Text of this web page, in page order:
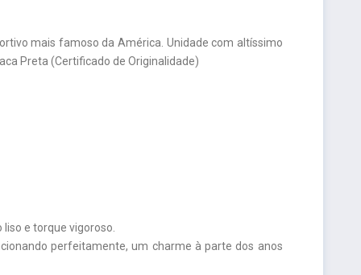
mais famoso da América. Unidade com altíssimo
Preta (Certificado de Originalidade)
e torque vigoroso.
perfeitamente, um charme à parte dos anos